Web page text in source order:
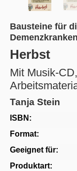
Bausteine für
Demenzkranken
Herbst
Mit Musik-
Tanja Stein
ISBN:
Format:
Geeignet für:
Produktart: